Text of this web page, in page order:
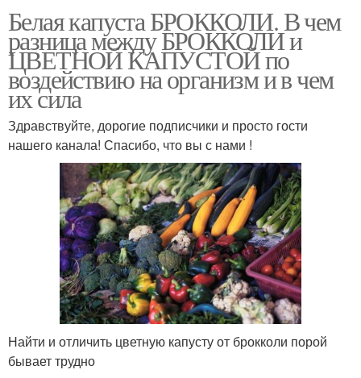
Белая капуста БРОККОЛИ. В чем
разница между БРОККОЛИ и
ЦВЕТНОЙ КАПУСТОЙ по
воздействию на организм и в чем
их сила
Здравствуйте, дорогие подписчики и просто гости
нашего канала! Спасибо, что вы с нами !
Найти и отличить цветную капусту от брокколи порой
бывает трудно